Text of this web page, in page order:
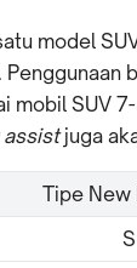
model
Penggunaan
mobil SUV 7-
assistjuga
Tipe New